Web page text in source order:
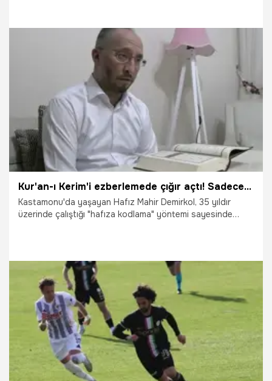
Bursa
Kur'an-ı Kerim'i ezberlemede çığır açtı! Sadece ayetleri ezberlemedi
Kastamonu'da yaşayan Hafız Mahir Demirkol, 35 yıldır
üzerinde çalıştığı "hafıza kodlama" yöntemi sayesinde
17.03.2026 Gündem